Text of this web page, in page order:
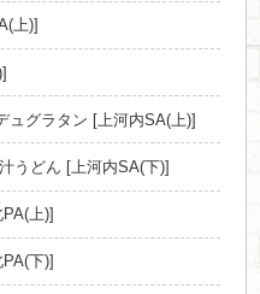
上)]
ュグラタン [上河内SA(上)]
うどん [上河内SA(下)]
上)]
下)]